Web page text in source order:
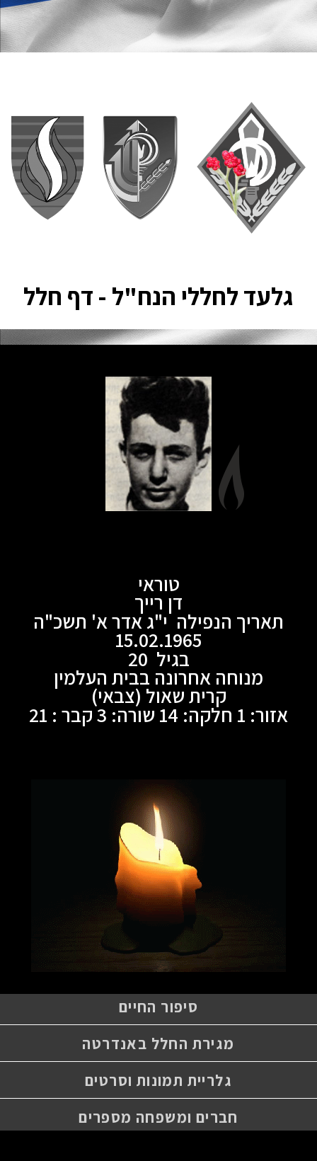
גלעד לחללי הנח"ל - דף חלל
טוראי
דן רייך
תאריך הנפילה י"ג אדר א' תשכ"ה
15.02.1965
בגיל 20
מנוחה אחרונה בבית העלמין
קרית שאול (צבאי)
אזור: 1 חלקה: 14 שורה: 3 קבר : 21
סיפור החיים
מגירת החלל באנדרטה
גלריית תמונות וסרטים
חברים ומשפחה מספרים